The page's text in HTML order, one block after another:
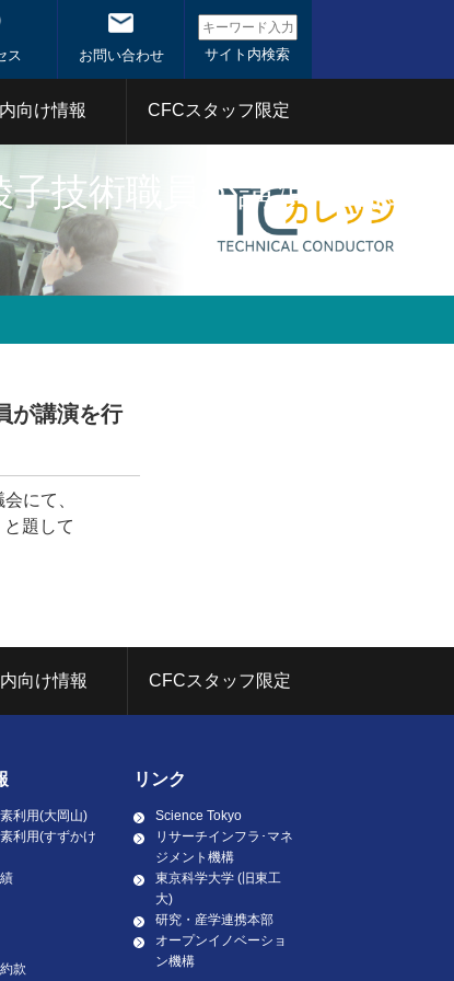
ス お問い合わせ
概
東工大コアファシリティ
事業
ム
2020年
向け情報 CFCスタッフ限定
技術職員が講演を行い
が講演を行
にて、
題して
向け情報 CFCスタッフ限定
利用(大岡山)
利用(すずかけ
款
リンク
Science Tokyo
リサーチインフラ･マネ
ジメント機構
東京科学大学 (旧東工
大)
研究・産学連携本部
オープンイノベーショ
ン機構